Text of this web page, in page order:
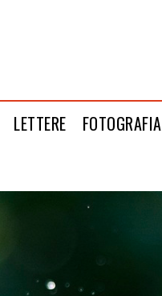
LETTERE FOTOGRAFIA